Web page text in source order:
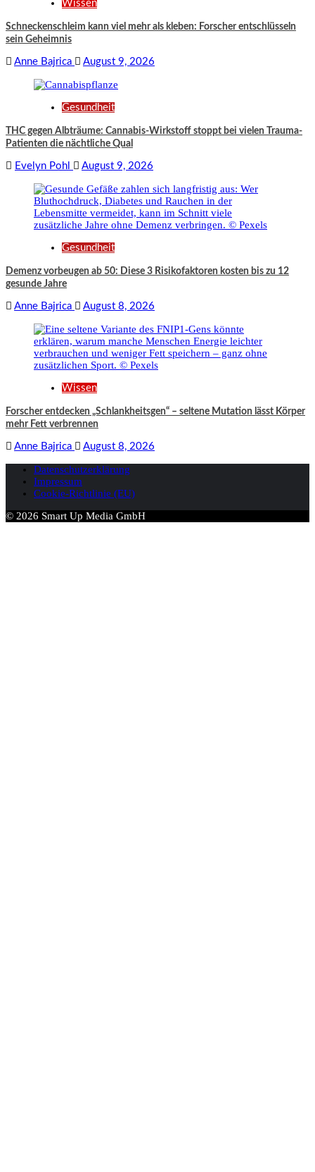
Wissen
Schneckenschleim kann viel mehr als kleben: Forscher entschlüsseln
sein Geheimnis
Anne Bajrica August 9, 2026
Gesundheit
THC gegen Albträume: Cannabis-Wirkstoff stoppt bei vielen Trauma-
Patienten die nächtliche Qual
Evelyn Pohl August 9, 2026
Gesundheit
Demenz vorbeugen ab 50: Diese 3 Risikofaktoren kosten bis zu 12
gesunde Jahre
Anne Bajrica August 8, 2026
Wissen
Forscher entdecken „Schlankheitsgen“ – seltene Mutation lässt Körper
mehr Fett verbrennen
Anne Bajrica August 8, 2026
Datenschutzerklärung
Impressum
Cookie-Richtlinie (EU)
© 2026 Smart Up Media GmbH